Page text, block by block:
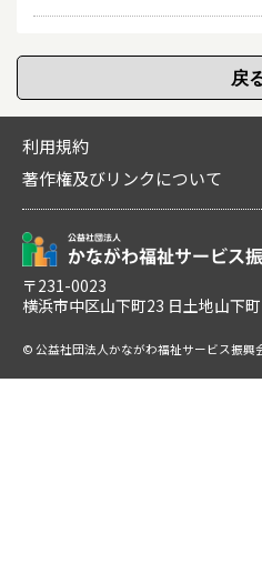
利用規約
著作権及びリンクについて
〒231-0023
横浜市中区山下町23 日土地山下
© 公益社団法人かながわ福祉サービス振興